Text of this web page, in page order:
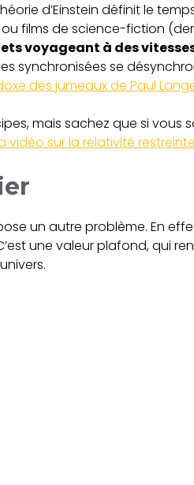
d’Einstein définit le
films de science-fiction
voyageant à des
synchronisées se
des jumeaux de Paul
mais sachez que si vous
vidéo sur la relativité restreinte
un autre problème. En
une valeur plafond, qui